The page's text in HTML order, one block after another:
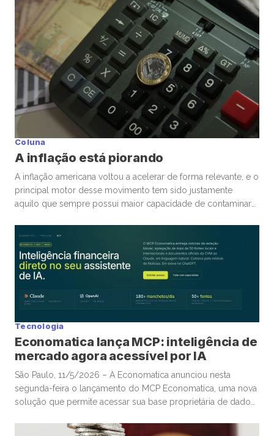
semanas, vimos movimentos impressionantes. […]
Coluna
A inflação está piorando
A inflação americana voltou a acelerar de forma relevante, e o
principal motor desse movimento tem sido justamente
aquilo que sempre possui maior capacidade de contaminar
de Ormuz trouxe novamente para o centro da discussão um
tema que […]
Tecnologia
Economatica lança MCP: inteligência de
mercado agora acessível por IA
São Paulo, 11/5/2026 – A Economatica anunciou nesta
segunda-feira o lançamento do MCP Economatica, uma nova
solução que permite acessar sua base proprietária de dados
Inteligência Artificial. A ferramenta, baseada no Model Context